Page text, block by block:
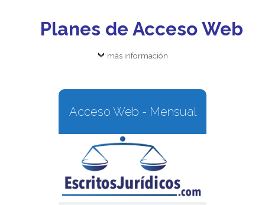
Planes de Acceso Web
más información
Acceso Web - Mensual